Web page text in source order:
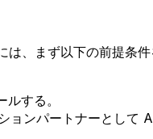
、まず以下の前提条件
する。
ンパートナーとして